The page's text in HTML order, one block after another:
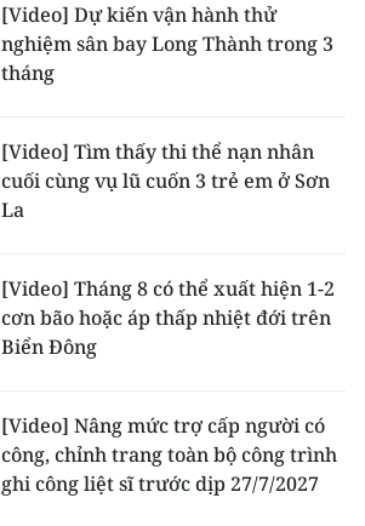
[Video] Dự kiến vận hành thử
nghiệm sân bay Long Thành trong 3
tháng
[Video] Tìm thấy thi thể nạn nhân
cuối cùng vụ lũ cuốn 3 trẻ em ở Sơn
La
[Video] Tháng 8 có thể xuất hiện 1-2
cơn bão hoặc áp thấp nhiệt đới trên
Biển Đông
[Video] Nâng mức trợ cấp người có
công, chỉnh trang toàn bộ công trình
ghi công liệt sĩ trước dịp 27/7/2027